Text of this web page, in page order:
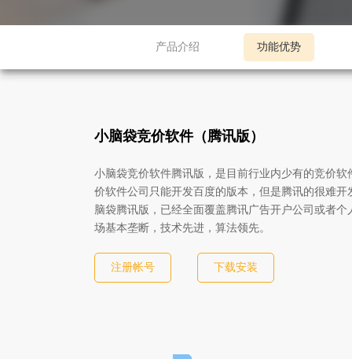
产品介绍 功能优势
小脑袋竞价软件（腾讯版）
小脑袋竞价软件腾讯版，是目前行业内少有的竞价软
价软件公司只能开发百度的版本，但是腾讯的很难开
脑袋腾讯版，已经全面覆盖腾讯广告开户公司或者个
场基本垄断，技术先进，算法领先。
注册帐号 下载安装